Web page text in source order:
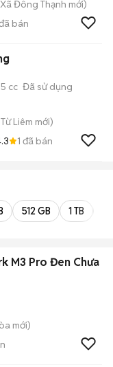
Xã Đông Thạnh mới)
bán
cc Đã sử dụng
Từ Liêm mới)
1 đã bán
512 GB 1 TB
M3 Pro Đen Chưa
mới)